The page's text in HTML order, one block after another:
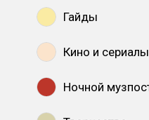
Гайды
Кино и сериалы